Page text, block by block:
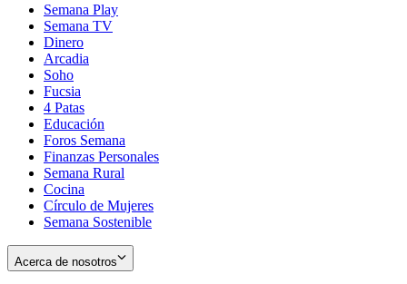
Semana Play
Semana TV
Dinero
Arcadia
Soho
in
new
window
Fucsia
in
new
window
4 Patas
Educación
Foros Semana
Finanzas Personales
Semana Rural
Cocina
Círculo de Mujeres
Semana Sostenible
Acerca de nosotros